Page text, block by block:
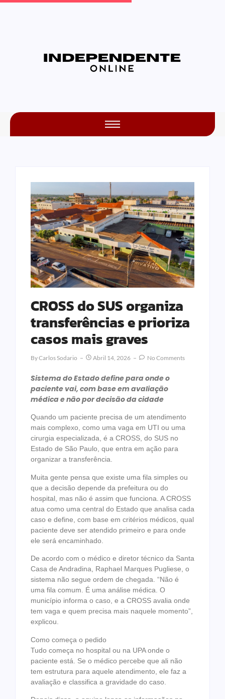
CROSS do SUS organiza
transferências e prioriza
casos mais graves
ByCarlos Sodario Abril 14, 2026 No Comments
Sistema do Estado define para onde o
paciente vai, com base em avaliação
médica e não por decisão da cidade
Quando um paciente precisa de um atendimento
mais complexo, como uma vaga em UTI ou uma
cirurgia especializada, é a CROSS, do SUS no
Estado de São Paulo, que entra em ação para
organizar a transferência.
Muita gente pensa que existe uma fila simples ou
que a decisão depende da prefeitura ou do
hospital, mas não é assim que funciona. A CROSS
atua como uma central do Estado que analisa cada
caso e define, com base em critérios médicos, qual
paciente deve ser atendido primeiro e para onde
ele será encaminhado.
De acordo com o médico e diretor técnico da Santa
Casa de Andradina, Raphael Marques Pugliese, o
sistema não segue ordem de chegada. “Não é
uma fila comum. É uma análise médica. O
município informa o caso, e a CROSS avalia onde
tem vaga e quem precisa mais naquele momento”,
explicou.
Como começa o pedido
Tudo começa no hospital ou na UPA onde o
paciente está. Se o médico percebe que ali não
tem estrutura para aquele atendimento, ele faz a
avaliação e classifica a gravidade do caso.